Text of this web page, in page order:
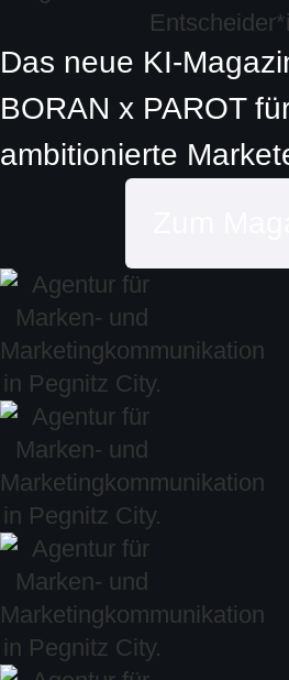
Das neue KI-
BORAN x PAROT
ambitionierte